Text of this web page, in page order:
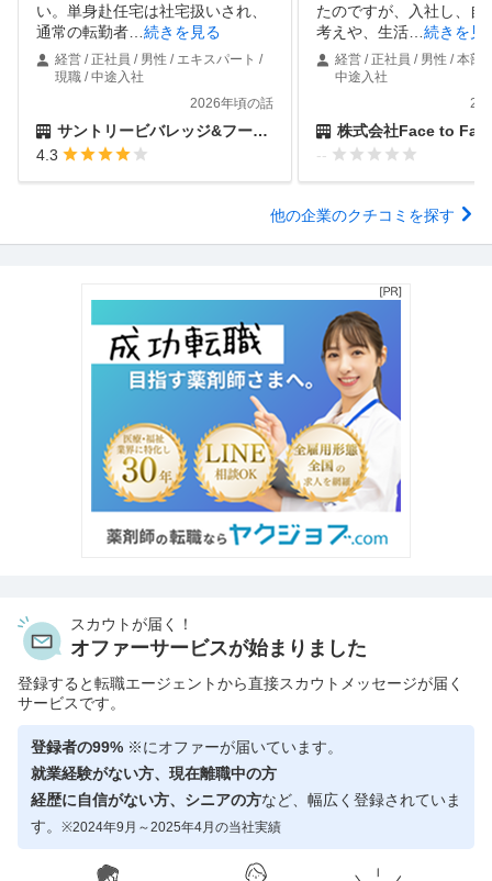
い。単身赴任宅は社宅扱いされ、
通常の転勤者
続きを見る
経営 / 正社員 / 男性 / エキスパート /
現職 / 中途入社
2026年頃の話
サントリービバレッジ&フード株式会社
4.3
たのですが、入社し、自
考えや、生活
続きを見
経営 / 正社員 / 男性 / 本部
中途入社
株式会社Face to
--
他の企業のクチコミを探す
スカウトが届く！
オファーサービスが始まりました
登録すると転職エージェントから直接スカウトメッセージが届く
サービスです。
登録者の99% ※にオファーが届いています。
就業経験がない方、現在離職中の方
経歴に自信がない方、シニアの方など、幅広く登録されていま
す。 ※2024年9月～2025年4月の当社実績